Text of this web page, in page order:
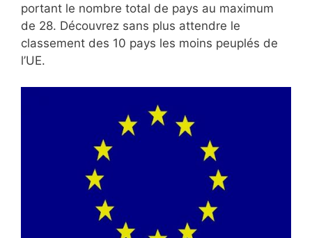
portant le nombre total de pays au maximum
de 28. Découvrez sans plus attendre le
classement des 10 pays les moins peuplés de
l’UE.